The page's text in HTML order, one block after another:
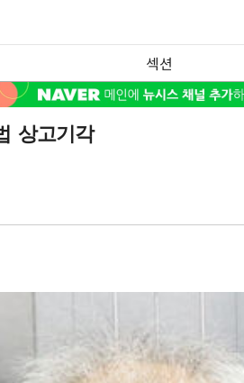
섹션
상고기각